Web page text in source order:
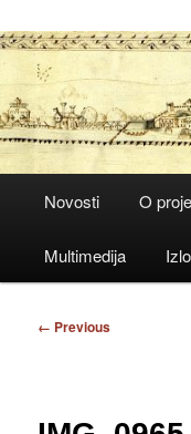
Novosti O
Multimedija
Image
← Previous